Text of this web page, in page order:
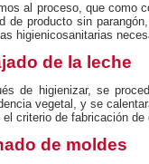
al proceso, que como
de producto sin
higienicosanitarias
de la leche
de higienizar, se
vegetal, y se
el criterio de fabricación de
de moldes